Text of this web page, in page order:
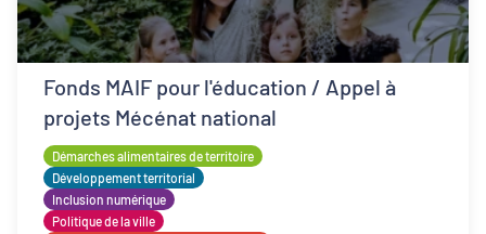
Fonds MAIF pour l'éducation / Appel à
projets Mécénat national
Démarches alimentaires de territoire
Développement territorial
Inclusion numérique
Politique de la ville